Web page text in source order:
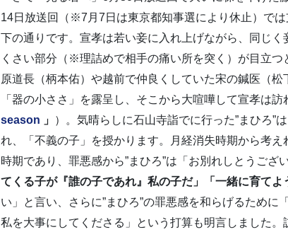
14日放送回（※7月7日は東京都知事選により休止）で
下の通りです。宣孝は若い妾に入れ上げながら、同じく
くさい部分（※理詰めで相手の痛い所を突く）が目立
原道長（柄本佑）や越前で仲良くしていた宋の鍼医（
「器の小ささ」を露呈し、そこから大喧嘩して宣孝は訪
season 」 ）。気晴らしに石山寺詣でに行った”まひろ”
れ、「不義の子」を授かります。月経消失時期から考
時期であり、罪悪感から”まひろ”は「お別れしとうござ
てくる子が『誰の子であれ』私の子だ」「一緒に育てよ
い」と言い、さらに”まひろ”の罪悪感を和らげるために
私を大事にしてくださる」という打算も明言しました。